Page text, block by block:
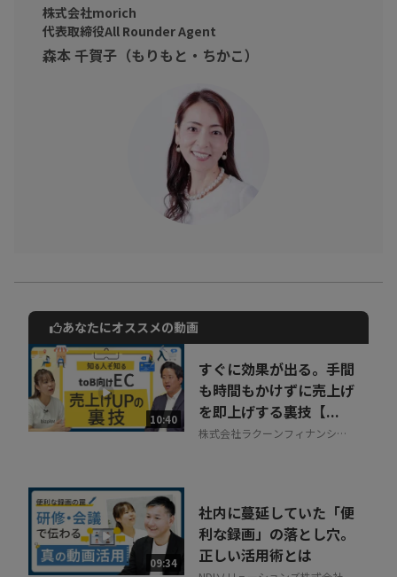
株式会社morich
代表取締役All Rounder Agent
森本 千賀子（もりもと・ちかこ）
動画でご紹介しているサービスについて
お気軽にご相談・ご質問いただけます！
30秒でお申し込み可能
相談を希望する 無料
あなたにオススメの動画
10:40
すぐに効果が出る。手間
も時間もかけずに売上げ
を即上げする裏技【...
株式会社ラクーンフィナンシャ
09:34
社内に蔓延していた「便
利な録画」の落とし穴。
正しい活用術とは